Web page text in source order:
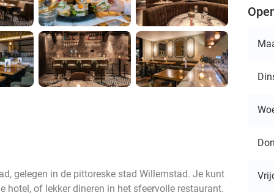
gelegen in de pittoreske stad Willemstad. Je kunt
hotel, of lekker dineren in het sfeervolle restaurant.